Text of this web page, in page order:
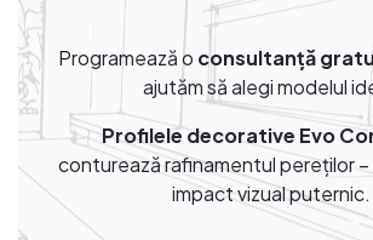
Programează o consultanță
ajutăm să alegi modelul
Profilele decorative Evo
conturează rafinamentul pereților –
impact vizual puternic.